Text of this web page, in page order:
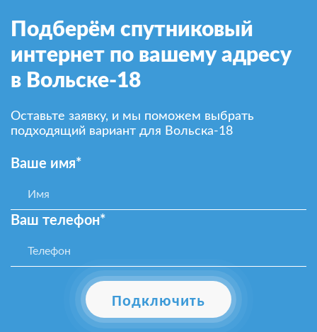
Подберём спутниковый
интернет по вашему адресу
в Вольске-18
Оставьте заявку, и мы поможем выбрать
подходящий вариант для Вольска-18
Ваше имя*
Ваш телефон*
Подключить